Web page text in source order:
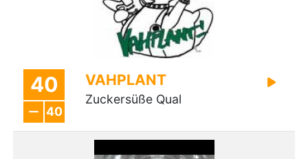
40
40
VAHPLANT
Zuckersüße Qual